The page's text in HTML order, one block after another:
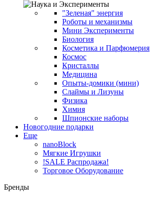
"Зеленая" энергия
Роботы и механизмы
Мини Эксперименты
Биология
Косметика и Парфюмерия
Космос
Кристаллы
Медицина
Опыты-домики (мини)
Слаймы и Лизуны
Физика
Химия
Шпионские наборы
Новогодние подарки
Еще
nanoBlock
Мягкие Игрушки
!SALE Распродажа!
Торговое Оборудование
Бренды